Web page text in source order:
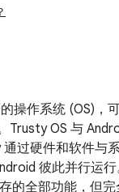
操作系统 (OS)，
Trusty OS 与
过硬件和软件与
彼此并行运
的全部功能，但